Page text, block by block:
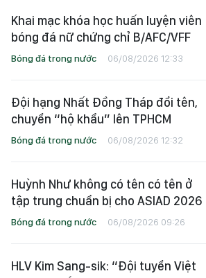
Khai mạc khóa học huấn luyện viên
bóng đá nữ chứng chỉ B/AFC/VFF
Bóng đá trong nước 06/08/2026 12:33
Đội hạng Nhất Đồng Tháp đổi tên,
chuyển “hộ khẩu” lên TPHCM
Bóng đá trong nước 06/08/2026 12:32
Huỳnh Như không có tên có tên ở
tập trung chuẩn bị cho ASIAD 2026
Bóng đá trong nước 06/08/2026 09:26
HLV Kim Sang-sik: “Đội tuyển Việt